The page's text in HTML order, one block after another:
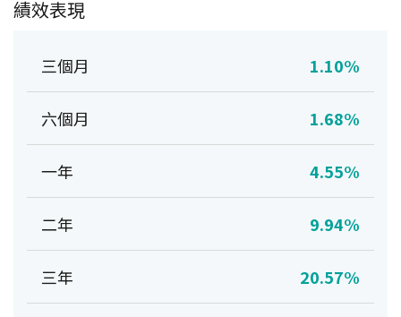
績效表現
三個月 1.10%
六個月 1.68%
一年 4.55%
二年 9.94%
三年 20.57%